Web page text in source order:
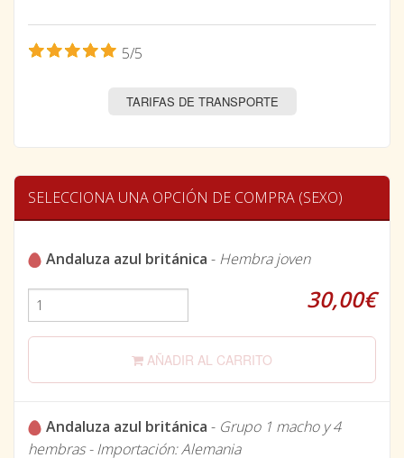
5/5
TARIFAS DE TRANSPORTE
SELECCIONA UNA OPCIÓN DE COMPRA (SEXO)
Andaluza azul británica - Hembra joven
30,00€
AÑADIR AL CARRITO
Andaluza azul británica - Grupo 1 macho y 4
hembras - Importación: Alemania